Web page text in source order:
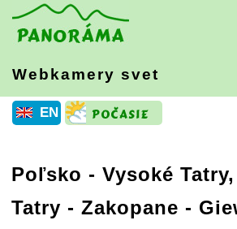
Webkamery svet
EN
Poľsko - Vysoké
Tatry - Zakopane -